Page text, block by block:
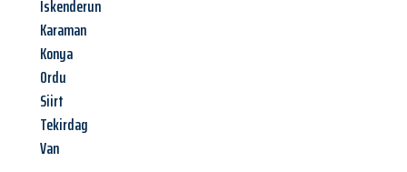
Iskenderun
Karaman
Konya
Ordu
Siirt
Tekirdag
Van